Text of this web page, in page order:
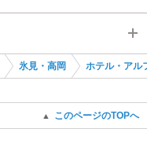
氷見・高岡 ホテル・アル
▲ このページのTOPへ